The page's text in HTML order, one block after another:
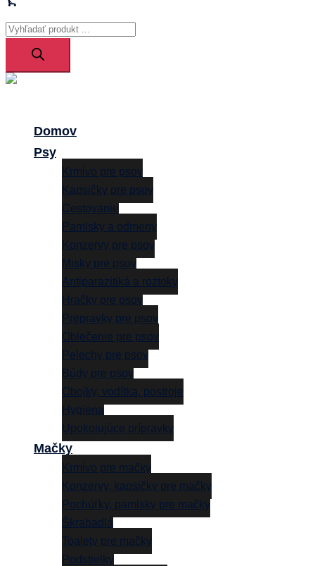
Products
search
Domov
Psy
Krmivo pre psov
Kapsičky pre psov
Cestovanie
Pamlsky a odmeny
Konzervy pre psov
Misky pre psov
Antiparazitiká a roztoky
Hračky pre psov
Prepravky pre psov
Oblečenie pre psov
Pelechy pre psov
Búdy pre psov
Obojky, vodítka, postroje
Hygiena
Upokojujúce prípravky
Mačky
Krmivo pre mačky
Konzervy, kapsičky pre mačky
Pochúťky, pamlsky pre mačky
Škrabadlá
Toalety pre mačky
Podstielky